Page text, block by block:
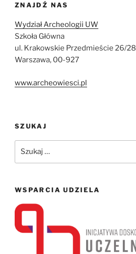
ZNAJDŹ NAS
Wydział Archeologii UW
Szkoła Główna
ul. Krakowskie Przedmieście 26/28
Warszawa, 00-927
www.archeowiesci.pl
SZUKAJ
WSPARCIA UDZIELA